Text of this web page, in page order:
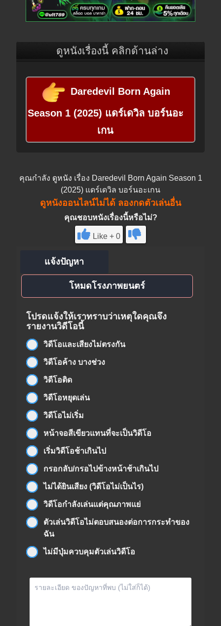
ดูหนังเรื่องนี้ คลิกด้านล่าง
Daredevil Born Again
Season 1 (2025) แดร์เดวิล บอร์นอะ
เกน
คุณกำลัง ดูหนัง เรื่อง Daredevil Born Again Season 1
(2025) แดร์เดวิล บอร์นอะเกน
ดูหนังออนไลน์ไม่ได้ ลองกดตัวเล่นอื่น
คุณชอบหนังเรื่องนี้หรือไม่?
Like + 0
แจ้งปัญหา
โหมดโรงภาพยนตร์
โปรดแจ้งให้เราทราบว่าเหตุใดคุณจึง
รายงานวิดีโอนี้
วิดีโอและเสียงไม่ตรงกัน
วิดีโอค้าง บางช่วง
วิดีโอติด
วิดีโอหยุดเล่น
วิดีโอไม่เริ่ม
หน้าจอสีเขียวแทนที่จะเป็นวิดีโอ
เริ่มวิดีโอช้าเกินไป
กรอกลับ/กรอไปข้างหน้าช้าเกินไป
ไม่ได้ยินเสียง (วิดีโอไม่เป็นไร)
วิดีโอกำลังเล่นแต่คุณภาพแย่
ตัวเล่นวิดีโอไม่ตอบสนองต่อการกระทำของ
ฉัน
ไม่มีปุ่มควบคุมตัวเล่นวิดีโอ